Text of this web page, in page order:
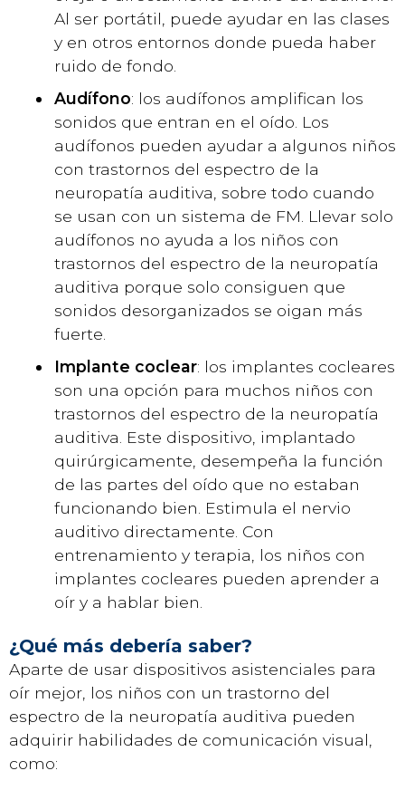
Al ser portátil, puede ayudar en las clases
y en otros entornos donde pueda haber
ruido de fondo.
Audífono: los audífonos amplifican los
sonidos que entran en el oído. Los
audífonos pueden ayudar a algunos niños
con trastornos del espectro de la
neuropatía auditiva, sobre todo cuando
se usan con un sistema de FM. Llevar solo
audífonos no ayuda a los niños con
trastornos del espectro de la neuropatía
auditiva porque solo consiguen que
sonidos desorganizados se oigan más
fuerte.
Implante coclear: los implantes cocleares
son una opción para muchos niños con
trastornos del espectro de la neuropatía
auditiva. Este dispositivo, implantado
quirúrgicamente, desempeña la función
de las partes del oído que no estaban
funcionando bien. Estimula el nervio
auditivo directamente. Con
entrenamiento y terapia, los niños con
implantes cocleares pueden aprender a
oír y a hablar bien.
¿Qué más debería saber?
Aparte de usar dispositivos asistenciales para
oír mejor, los niños con un trastorno del
espectro de la neuropatía auditiva pueden
adquirir habilidades de comunicación visual,
como: